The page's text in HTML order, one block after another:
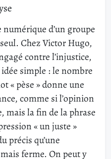
d’un groupe
Chez Victor Hugo,
contre l’injustice,
simple : le nombre
« pèse » donne une
comme si l’opinion
mais la fin de la phrase
« un juste »
précis qu’une
ferme. On peut y